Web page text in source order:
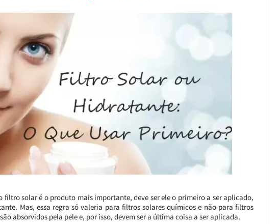
filtro solar é o produto mais importante, deve ser ele o primeiro a ser aplicado,
Mas, essa regra só valeria para filtros solares químicos e não para filtros
absorvidos pela pele e, por isso, devem ser a última coisa a ser aplicada.